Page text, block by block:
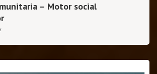
– Motor social